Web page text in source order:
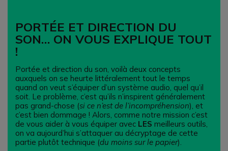
PORTÉE ET DIRECTION DU
SON… ON VOUS EXPLIQUE TOUT
!
Portée et direction du son, voilà deux concepts
auxquels on se heurte littéralement tout le temps
quand on veut s’équiper d’un système audio, quel qu’il
soit. Le problème, c’est qu’ils n’inspirent généralement
pas grand-chose (si ce n’est de l’incompréhension), et
c’est bien dommage ! Alors, comme notre mission c’est
de vous aider à vous équiper avec LES meilleurs outils,
on va aujourd’hui s’attaquer au décryptage de cette
partie plutôt technique (du moins sur le papier).